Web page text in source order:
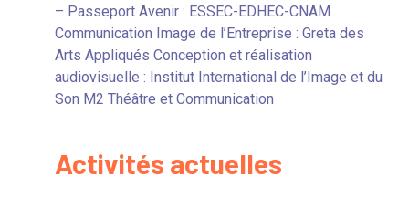
– Passeport Avenir : ESSEC-EDHEC-CNAM
Communication Image de l’Entreprise : Greta des
Arts Appliqués Conception et réalisation
audiovisuelle : Institut International de l’Image et du
Son M2 Théâtre et Communication
Activités actuelles